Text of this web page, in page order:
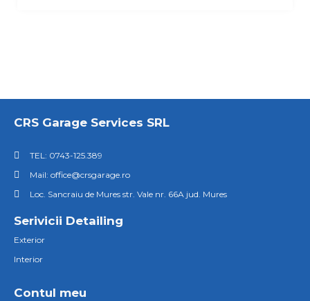
CRS Garage Services SRL
TEL: 0743-125.389
Mail: office@crsgarage.ro
Loc. Sancraiu de Mures str. Vale nr. 66A jud. Mures
Serivicii Detailing
Exterior
Interior
Contul meu